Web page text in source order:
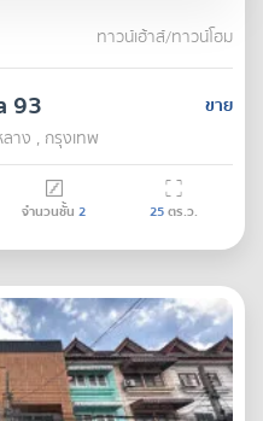
ทาวน์เฮ้าส์/ทาวน์โฮม
ขาย
93
าง , กรุงเทพ
จำนวนชั้น 2 25ตร.ว.